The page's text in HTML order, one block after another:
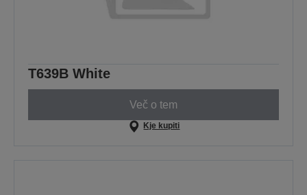
T639B White
Več o tem
Kje kupiti